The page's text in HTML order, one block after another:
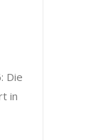
Die
in